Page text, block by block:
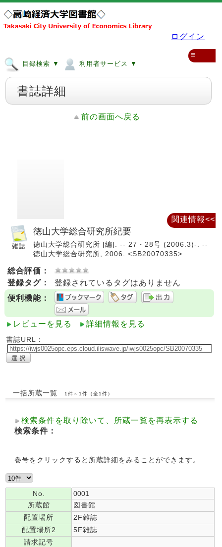
ログイン
目録検索 ▼ 利用者サービス ▼
≡
書誌詳細
前の画面へ戻る
徳山大学総合研究所紀要
徳山大学総合研究所 [編]. -- 27・28号 (2006.3)-. --
徳山大学総合研究所, 2006. <SB20070335>
総合評価：
登録タグ：
登録されているタグはありません
便利機能：
レビューを見る 詳細情報を見る
書誌URL：
一括所蔵一覧 1件～1件（全1件）
検索条件を取り除いて、所蔵一覧を再表示する
検索条件：
巻号をクリックすると所蔵詳細をみることができます。
No.
0001
所蔵館
図書館
配置場所
2F雑誌
配置場所2
5F雑誌
請求記号
関連情報<<